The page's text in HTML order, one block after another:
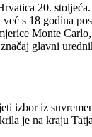
20.
s 18 godina
Monte
glavni
iz
je na kraju